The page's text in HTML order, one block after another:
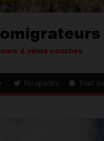
Escapades Tout